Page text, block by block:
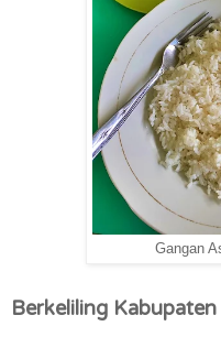
Gangan
Berkeliling